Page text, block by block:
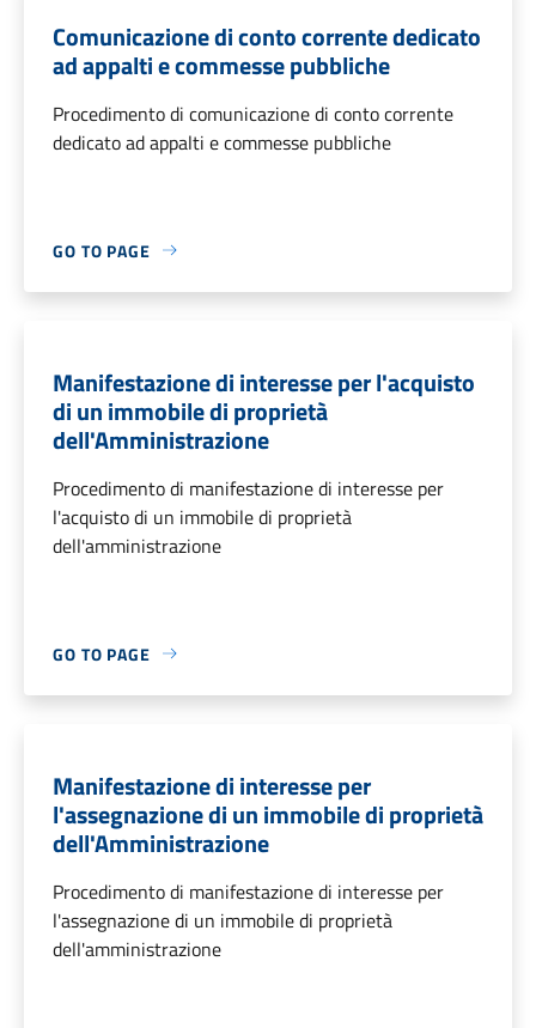
Comunicazione di conto corrente dedicato
ad appalti e commesse pubbliche
Procedimento di comunicazione di conto corrente
dedicato ad appalti e commesse pubbliche
GO TO PAGE
Manifestazione di interesse per l'acquisto
di un immobile di proprietà
dell'Amministrazione
Procedimento di manifestazione di interesse per
l'acquisto di un immobile di proprietà
dell'amministrazione
GO TO PAGE
Manifestazione di interesse per
l'assegnazione di un immobile di proprietà
dell'Amministrazione
Procedimento di manifestazione di interesse per
l'assegnazione di un immobile di proprietà
dell'amministrazione